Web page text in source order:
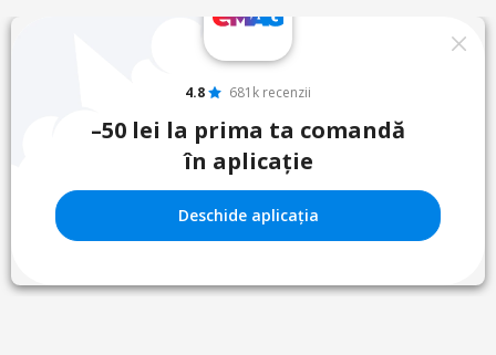
4.8 681k recenzii
–50 lei la prima ta comandă
în aplicație
Deschide aplicația